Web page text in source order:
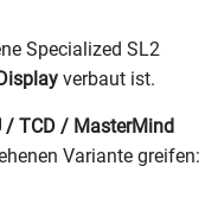
Specialized SL2
verbaut ist.
/ TCD / MasterMind
Variante greifen: